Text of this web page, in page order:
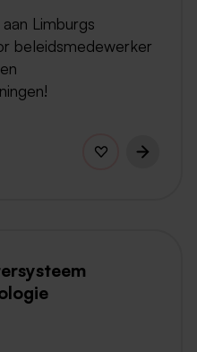
Limburgs
beleidsmedewerker